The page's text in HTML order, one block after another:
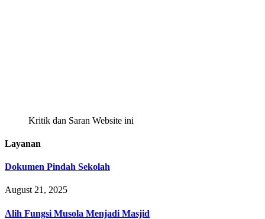
Kritik dan Saran Website ini
Layanan
Dokumen Pindah Sekolah
August 21, 2025
Alih Fungsi Musola Menjadi Masjid